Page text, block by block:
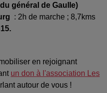
général de Gaulle)
: 2h de marche ; 8,7kms
en rejoignant
un don à l'association Les
autour de vous !